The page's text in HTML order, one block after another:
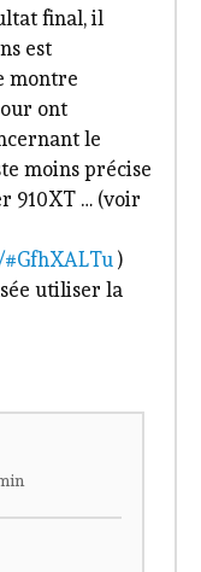
final, il
est
montre
ont
le
moins précise
910XT … (voir
)
utiliser la